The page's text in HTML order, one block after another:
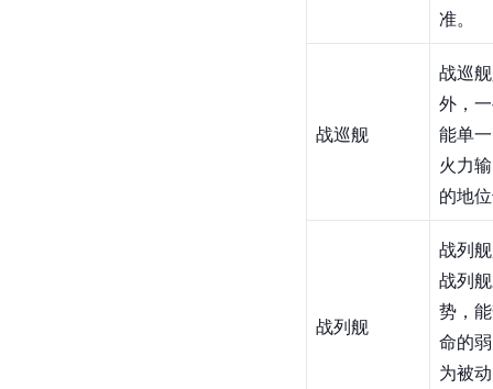
准。
战巡舰
战巡
外，
能单
火力
的地
战列舰
战列
战列
势，
命的
为被